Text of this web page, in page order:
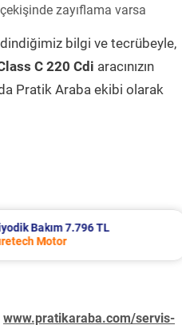
zayıflama varsa
bilgi ve tecrübeyle,
C 220 Cdi aracınızın
Pratik Araba ekibi olarak
Bakım 7.796 TL
Motor
www.pratikaraba.com/servis-